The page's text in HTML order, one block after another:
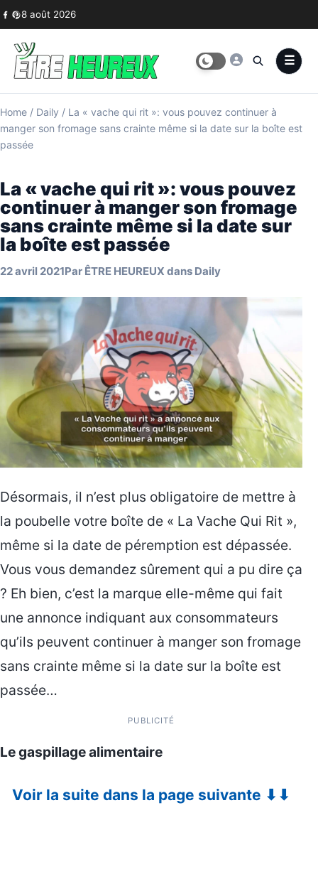
Skip to content
8 août 2026
Home / Daily / La « vache qui rit »: vous pouvez continuer à
manger son fromage sans crainte même si la date sur la boîte est
passée
La « vache qui rit »: vous pouvez
continuer à manger son fromage
sans crainte même si la date sur
la boîte est passée
22 avril 2021Par ÊTRE HEUREUX dans Daily
Désormais, il n’est plus obligatoire de mettre à
la poubelle votre boîte de « La Vache Qui Rit »,
même si la date de péremption est dépassée.
Vous vous demandez sûrement qui a pu dire ça
? Eh bien, c’est la marque elle-même qui fait
une annonce indiquant aux consommateurs
qu’ils peuvent continuer à manger son fromage
sans crainte même si la date sur la boîte est
passée…
PUBLICITÉ
Le gaspillage alimentaire
Voir la suite dans la page suivante ⬇⬇